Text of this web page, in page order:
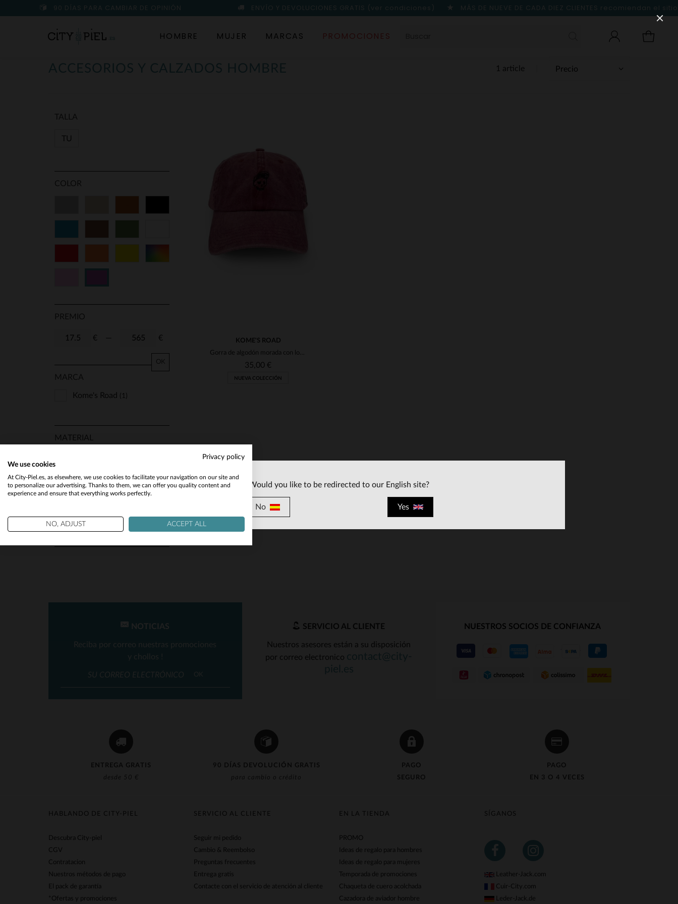
90 DÍAS PARA CAMBIAR DE OPINIÓN ENVÍO Y DEVOLUCIONES GRATIS (ver condiciones) MÁS DE NUEVE DE CADA DIEZ CLIENTES recomiendan el sitio
HOMBRE MUJER MARCAS PROMOCIONES
1 article
ACCESORIOS Y CALZADOS HOMBRE
TALLA
TU
COLOR
PREMIO
€ €
OK
MARCA
Kome's Road (1)
MATERIAL
ESTACIÓN
Todas Las Temporadas(1)
TALLAS DISPONIBLES
KOME'S ROAD
Gorra de algodón morada con logo de calavera bordado
35,00 €
NUEVA COLECCIÓN
ENTREGA GRATIS
desde 50 €
90 DÍAS DEVOLUCIÓN GRATIS
para cambio o crédito
PAGO
SEGURO
PAGO
EN 3 O 4 VECES
NOTICIAS
Reciba por correo nuestras promociones
y chollos !
OK
SERVICIO AL CLIENTE
Nuestros asesores están a su disposición
por correo electronico
NUESTROS SOCIOS DE CONFIANZA
SÍGANOS
Leather-Jack.com
Cuir-City.com
Leder-Jack.de
SERVICIO AL CLIENTE
Seguir mi pedido
Cambio & Reembolso
Preguntas frecuentes
Entrega gratis
Contacte con el servicio de atención al cliente
EN LA TIENDA
PROMO
Ideas de regalo para hombres
Ideas de regalo para mujeres
Temporada de promociones
Chaqueta de cuero acolchada
Cazadora de aviador hombre
HABLANDO DE CITY-PIEL
Descubra City-piel
CGV
Contratacion
Nuestros métodos de pago
El pack de garantía
*Ofertas y promociones
Would you like to be redirected to our English site?
No Yes
Privacy policy
We use cookies
At City-Piel.es, as elsewhere, we use cookies to facilitate your navigation on our site and
to personalize our advertising. Thanks to them, we can offer you quality content and
experience and ensure that everything works perfectly.
NO, ADJUST ACCEPT ALL